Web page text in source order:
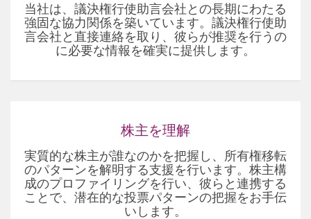
当社は、議決権行使助言会社との長期にわたる
強固な協力関係を築いています。議決権行使助
言会社と直接連絡を取り、彼らが推奨を行うの
に必要な情報を確実に提供します。
株主を理解
実質的な株主が誰なのかを把握し、所有権移転
のパターンを解明する支援を行います。株主構
成のプロファイリングを行い、彼らと連携する
ことで、潜在的な投票パターンの把握をお手伝
いします。